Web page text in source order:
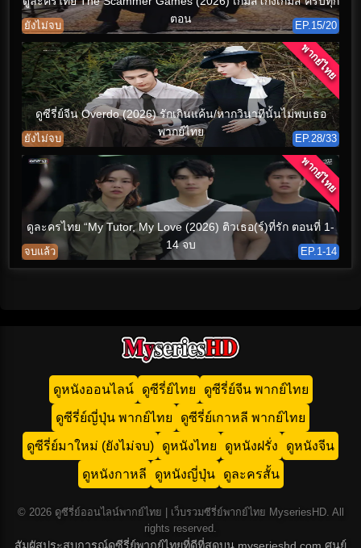
ตอน
ยังไม่จบ EP.15/20
ดูซีรี่ย์จีน Overdo (2026) รักเกินแค้น/หากวินาทีนั้นไม่พบเธอ
พากย์ไทย
ยังไม่จบ EP.28/33
พากย์ไทย
ดูละครไทย “My Tutor, My Love (2026) ติวเธอ(ร์)ที่รัก ตอนที่ 1-
14 จบ
จบแล้ว EP.1-14
พากย์ไทย
ดูหนังออนไลน์ ดูซีรี่ย์ไทย ดูซีรี่ย์จีน พากย์ไทย
ดูซีรี่ย์ญี่ปุ่น พากย์ไทย ดูซีรี่ย์เกาหลี พากย์ไทย
ดูซีรี่ย์มาใหม่ (ยังไม่จบ) ดูหนังไทย ดูหนังฝรั่ง ดูหนังจีน
ดูหนังกาหลี ดูหนังญี่ปุ่น ดูละครสั้น
© 2026 ดูซีรี่ย์ออนไลน์พากย์ไทย | เว็บรวมซีรี่ย์พากย์ไทย MyseriesHD. All
rights reserved.